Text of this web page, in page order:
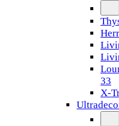
33
X-